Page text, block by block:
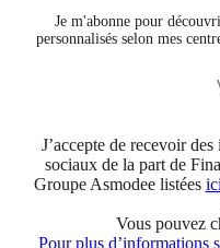
Je m'abonne pour
personnalisés selon mes
J’accepte de recevoir
sociaux de la part de
Groupe Asmodee listées ici
Vous pouvez
Pour plus d’informations